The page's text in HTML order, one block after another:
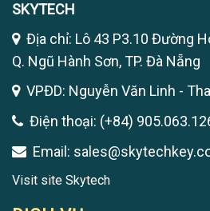
SKYTECH
Địa chỉ: Lô 43 P3.10 Đường
Q. Ngũ Hành Sơn, TP. Đà Nẵng
VPĐD: Nguyễn Văn Linh -
Điện thoại: (+84)
Email:
Visit site Skytech